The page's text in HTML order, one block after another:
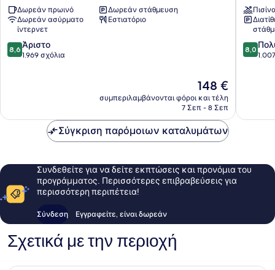
Malaga
Airport
IHG
Τσουριάνα
Δωρεάν πρωινό
Δωρεάν στάθμευση
Δωρεάν ασύρματο
ίντερνετ
Εστιατόριο
8.6
στα
8,6 Άριστο
1.969 σχόλια
Η
τιμή
είναι
148 €
συμπεριλαμβάνονται φόροι και τέλη
7 Σεπ - 8 Σεπ
Airport
8.0
στα
8,0
Σύγκριση παρόμοιων καταλυμάτων
Συνδεθείτε για να δείτε εκπτώσεις και προνόμια του
προγράμματος. Περισσότερες επιβραβεύσεις για
περισσότερη περιπέτεια!
Σύνδεση Εγγραφείτε, είναι δωρεάν
Σχετικά με την περιοχή